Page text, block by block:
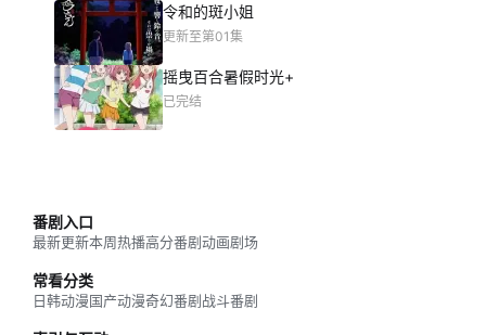
令和的斑小姐
更新至第01集
摇曳百合暑假时光+
已完结
番剧入口
最新更新本周热播高分番剧动画剧场
常看分类
日韩动漫国产动漫奇幻番剧战斗番剧